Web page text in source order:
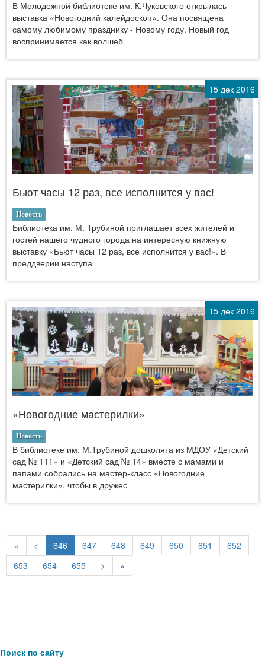
В Молодежной библиотеке им. К.Чуковского открылась
выставка «Новогодний калейдоскоп». Она посвящена
самому любимому празднику - Новому году. Новый год
воспринимается как волшеб
15 дек 2016
Бьют часы 12 раз, все исполнится у вас!
Новость
Библиотека им. М. Трубиной приглашает всех жителей и
гостей нашего чудного города на интересную книжную
выставку «Бьют часы 12 раз, все исполнится у вас!». В
преддверии наступа
15 дек 2016
«Новогодние мастерилки»
Новость
В библиотеке им. М.Трубиной дошколята из МДОУ «Детский
сад № 111» и «Детский сад № 14» вместе с мамами и
папами собрались на мастер-класс «Новогодние
мастерилки», чтобы в дружес
« < 646 647 648 649 650 651
652
653
654 655 > »
Поиск по сайту